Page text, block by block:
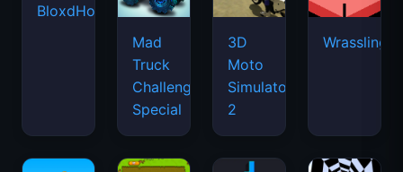
BloxdHop.io
Mad
Truck
Challenge
Special
3D
Moto
Simulator
2
Wrassling